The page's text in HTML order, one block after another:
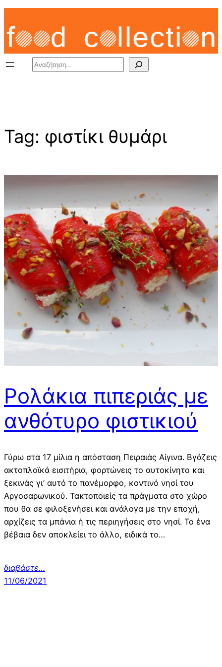
Skip
content
Search
Tag: φιστίκι θυμάρι
Ρολάκια πιπεριάς με
ανθότυρο φιστικιού
Γύρω στα 17 μίλια η απόσταση Πειραιάς Αίγινα. Βγάζεις
ακτοπλοϊκά εισιτήρια, φορτώνεις το αυτοκίνητο και
ξεκινάς γι’ αυτό το πανέμορφο, κοντινό νησί του
Αργοσαρωνικού. Τακτοποιείς τα πράγματα στο χώρο
που θα σε φιλοξενήσει και ανάλογα με την εποχή,
αρχίζεις τα μπάνια ή τις περιηγήσεις στο νησί. Το ένα
βέβαια δεν αποκλείει το άλλο, ειδικά το…
διαβάστε…
11/06/2021